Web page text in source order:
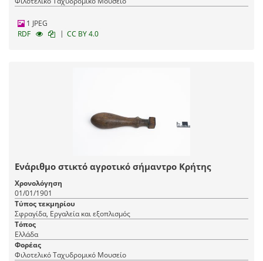
1 JPEG
RDF
| CC BY 4.0
Ενάριθμο στικτό αγροτικό σήμαντρο Κρήτης
Χρονολόγηση
01/01/1901
Τύπος τεκμηρίου
Σφραγίδα, Εργαλεία και εξοπλισμός
Τόπος
Ελλάδα
Φορέας
Φιλοτελικό Ταχυδρομικό Μουσείο